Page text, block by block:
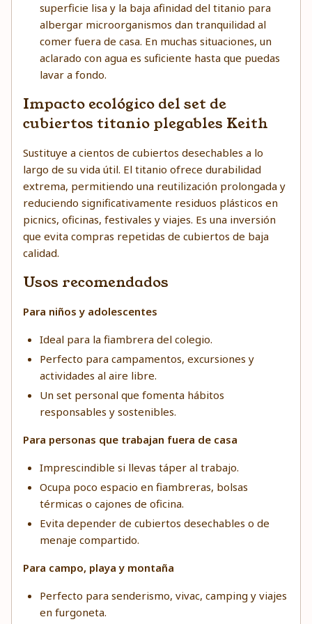
superficie lisa y la baja afinidad del titanio para
albergar microorganismos dan tranquilidad al
comer fuera de casa. En muchas situaciones, un
aclarado con agua es suficiente hasta que puedas
lavar a fondo.
Impacto ecológico del set de
cubiertos titanio plegables Keith
Sustituye a cientos de cubiertos desechables a lo
largo de su vida útil. El titanio ofrece durabilidad
extrema, permitiendo una reutilización prolongada y
reduciendo significativamente residuos plásticos en
picnics, oficinas, festivales y viajes. Es una inversión
que evita compras repetidas de cubiertos de baja
calidad.
Usos recomendados
Para niños y adolescentes
Ideal para la fiambrera del colegio.
Perfecto para campamentos, excursiones y
actividades al aire libre.
Un set personal que fomenta hábitos
responsables y sostenibles.
Para personas que trabajan fuera de casa
Imprescindible si llevas táper al trabajo.
Ocupa poco espacio en fiambreras, bolsas
térmicas o cajones de oficina.
Evita depender de cubiertos desechables o de
menaje compartido.
Para campo, playa y montaña
Perfecto para senderismo, vivac, camping y viajes
en furgoneta.